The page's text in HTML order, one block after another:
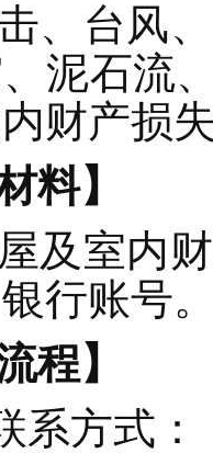
、台风
泥石流
财产损
料】
及室内
行账号
程】
系方式：